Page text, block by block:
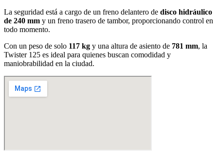
La seguridad está a cargo de un freno delantero de disco hidráulico
de 240 mm y un freno trasero de tambor, proporcionando control en
todo momento.
Con un peso de solo 117 kg y una altura de asiento de 781 mm, la
Twister 125 es ideal para quienes buscan comodidad y
maniobrabilidad en la ciudad.